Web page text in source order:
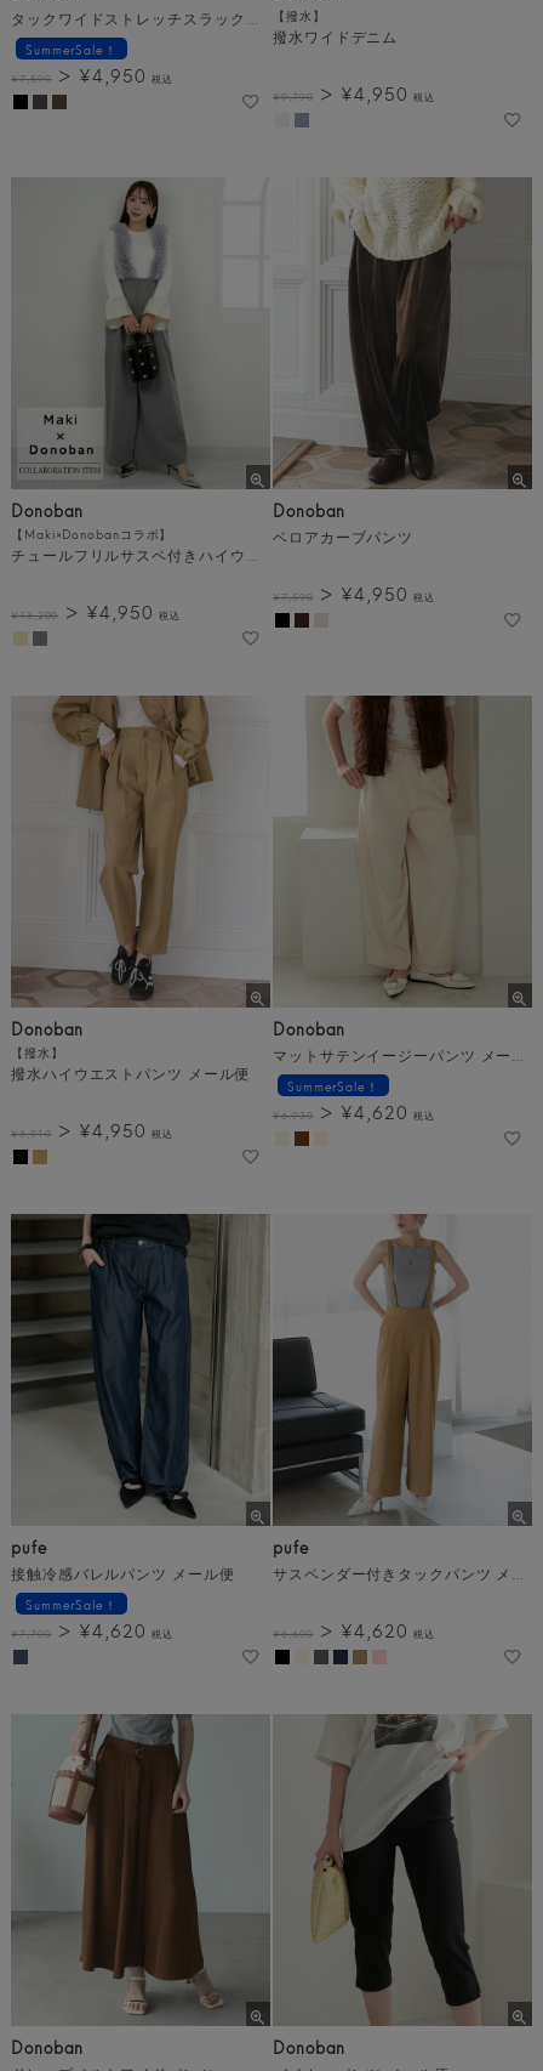
タックワイドストレッチスラックスパンツ
SummerSale！
¥7,590 ¥4,950 税込
【撥水】
撥水ワイドデニム
¥9,790 ¥4,950 税込
Donoban
【Maki×Donobanコラボ】
チュールフリルサスペ付きハイウエストワイドパンツ[C]
¥13,200 ¥4,950 税込
Donoban
ベロアカーブパンツ
¥7,590 ¥4,950 税込
Donoban
【撥水】
撥水ハイウエストパンツ メール便
¥8,910 ¥4,950 税込
Donoban
マットサテンイージーパンツ メール便
SummerSale！
¥6,930 ¥4,620 税込
pufe
接触冷感バレルパンツ メール便
SummerSale！
¥7,700 ¥4,620 税込
pufe
¥6,600 ¥4,620 税込
Donoban Donoban